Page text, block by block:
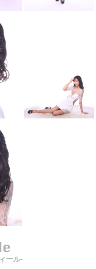
ール-